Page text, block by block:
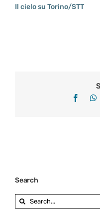
Il cielo su Torino/STT
Search
Search
for: